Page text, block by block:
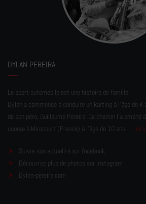
DYLAN PEREIRA
Le sport automobile est une histoire de famille.
Dylan a commencé à conduire un karting à l’âge de
de son père, Guillaume Pereira. Ce chemin l'a amené
course à Mirecourt (France) à l'âge de 10 ans... Lire
Suivre son actualité sur facebook
Découvrez plus de photos sur Instagram
Dylan-pereira.com